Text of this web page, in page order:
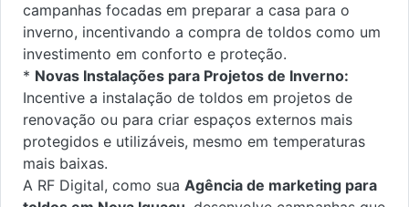
campanhas focadas em preparar a casa para o
inverno, incentivando a compra de toldos como um
investimento em conforto e proteção.
* Novas Instalações para Projetos de Inverno:
Incentive a instalação de toldos em projetos de
renovação ou para criar espaços externos mais
protegidos e utilizáveis, mesmo em temperaturas
mais baixas.
A RF Digital, como sua Agência de marketing para